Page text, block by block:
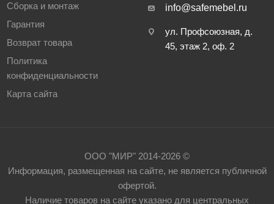
Сборка и монтаж
Гарантия
Возврат товара
Политика
конфиденциальности
Карта сайта
info@safemebel.ru
ул. Профсоюзная, д.
45, этаж 2, оф. 2
ООО "МИР" 2014-2026 ©
Информация, размещенная на сайте, не является публичной
офертой.
Наличие товаров на сайте указано для центральных